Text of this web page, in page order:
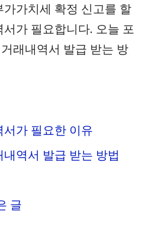
가치세 확정 신고를 할
가 필요합니다. 오늘 포
래내역서 발급 받는 방
가 필요한 이유
역서 발급 받는 방법
글